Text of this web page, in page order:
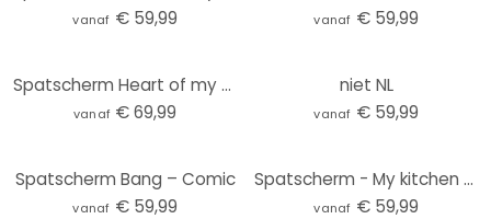
vanaf € 59,99 vanaf € 59,99
Spatscherm Heart of my Home
vanaf € 69,99
niet NL
vanaf € 59,99
Spatscherm Bang – Comic
vanaf € 59,99
Spatscherm - My kitchen my rules
vanaf € 59,99